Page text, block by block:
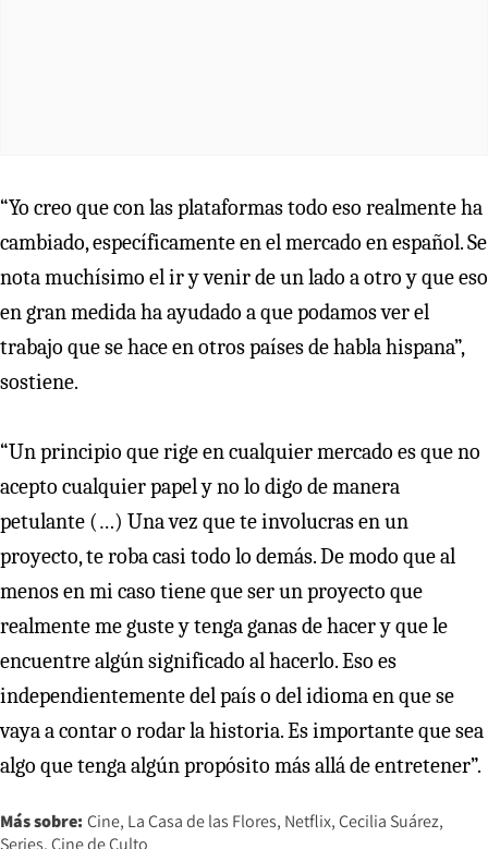
“Yo creo que con las plataformas todo eso realmente ha
cambiado, específicamente en el mercado en español. Se
nota muchísimo el ir y venir de un lado a otro y que eso
en gran medida ha ayudado a que podamos ver el
trabajo que se hace en otros países de habla hispana”,
sostiene.
“Un principio que rige en cualquier mercado es que no
acepto cualquier papel y no lo digo de manera
petulante (…) Una vez que te involucras en un
proyecto, te roba casi todo lo demás. De modo que al
menos en mi caso tiene que ser un proyecto que
realmente me guste y tenga ganas de hacer y que le
encuentre algún significado al hacerlo. Eso es
independientemente del país o del idioma en que se
vaya a contar o rodar la historia. Es importante que sea
algo que tenga algún propósito más allá de entretener”.
Más sobre: Cine La Casa de las Flores Netflix Cecilia Suárez
Series Cine de Culto